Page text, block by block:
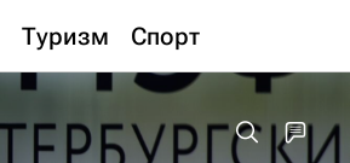
Туризм Спорт